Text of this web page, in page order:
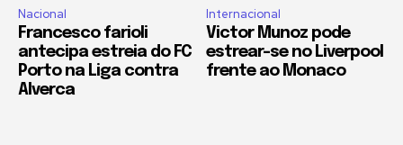
Nacional
Francesco farioli
antecipa estreia do FC
Porto na Liga contra
Alverca
Internacional
Victor Munoz pode
estrear-se no Liverpool
frente ao Monaco